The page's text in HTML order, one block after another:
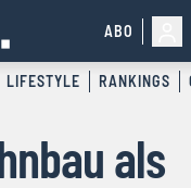
ABO
LIFESTYLE RANKINGS
als